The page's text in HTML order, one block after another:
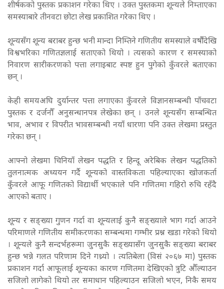
शीर्षकको पुस्तक प्रकाशन गरेका थिए । उक्त पुस्तकमा शून्यले निम्ताएका
समस्याबारे तीनवटा छोटा लेख प्रकाशित गरेका थिए ।
शून्यसँग शून्य बराबर हुन्छ भनी मान्दा निम्तिने गणितीय समस्याले वर्षौंदेखि
विश्वभरिका गणितज्ञलाई सताएको थियो । त्यसको कारण र समस्याको
निवारण सारीकरणको पत्ता लगाइबाट स्पष्ट हुन पुगेको कुँवरले बताएका
छन् ।
केही समयअघि दुर्यान्तर पत्ता लगाएका कुँवरले विज्ञानसम्बन्धी पाँचवटा
पुस्तक र दर्जनौँ अनुसन्धानपत्र लेखेका छन् । उनले शून्यसँग सम्बन्धित
भाव, अभाव र विपरीत भावसम्बन्धी नयाँ धारणा पनि उक्त लेखमा प्रस्तुत
गरेका छन् ।
आफ्नो लेखमा चिनियाँ लेखन पद्धति र हिन्दू अरेबिक लेखन पद्धतिको
तुलनात्मक अध्ययन गर्दै शून्यको वास्तविकता पहिल्याएका खोजकर्ता
कुँवरले आफू गणितको विद्यार्थी भएकाले पनि गणितमा गहिरो रुचि रहँदै
आएको बताए ।
शून्य र सङ्ख्या गुणन गर्दा वा शून्यलाई कुनै सङ्ख्याले भाग गर्दा आउने
परिमाणले गणितीय समीकरणका सम्बन्धमा गम्भीर प्रश्न खडा गरेको थियो
। शून्यले कुनै सन्दर्भहरूमा जुनसुकै सङ्ख्यासँग जुनसुकै सङ्ख्या बराबर
हुन्छ भन्ने गलत परिणाम दिने गथ्र्यो । त्यतिबेला (विसं २०६७ मा) पुस्तक
प्रकाशन गर्दा आफूलाई शून्यका कारण गणितमा देखिएको त्रुटि औँल्याउन
सजिलो लागेको थियो तर समाधान पहिल्याउन सजिलो भएन, निकै समय